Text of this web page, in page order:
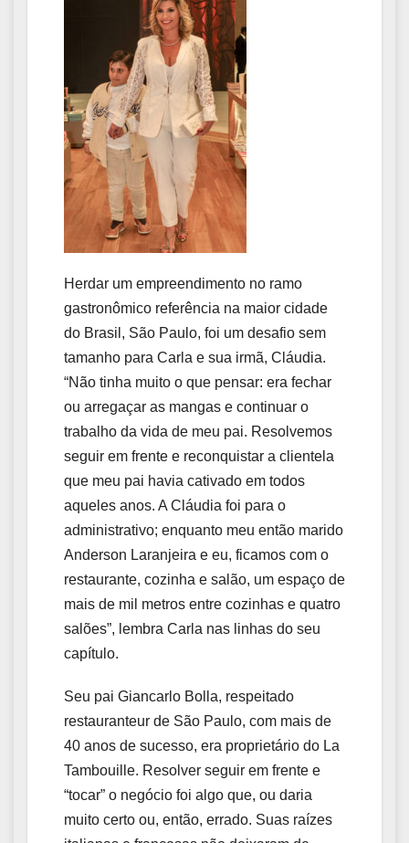
Herdar um empreendimento no ramo
gastronômico referência na maior cidade
do Brasil, São Paulo, foi um desafio sem
tamanho para Carla e sua irmã, Cláudia.
“Não tinha muito o que pensar: era fechar
ou arregaçar as mangas e continuar o
trabalho da vida de meu pai. Resolvemos
seguir em frente e reconquistar a clientela
que meu pai havia cativado em todos
aqueles anos. A Cláudia foi para o
administrativo; enquanto meu então marido
Anderson Laranjeira e eu, ficamos com o
restaurante, cozinha e salão, um espaço de
mais de mil metros entre cozinhas e quatro
salões”, lembra Carla nas linhas do seu
capítulo.
Seu pai Giancarlo Bolla, respeitado
restauranteur de São Paulo, com mais de
40 anos de sucesso, era proprietário do La
Tambouille. Resolver seguir em frente e
“tocar” o negócio foi algo que, ou daria
muito certo ou, então, errado. Suas raízes